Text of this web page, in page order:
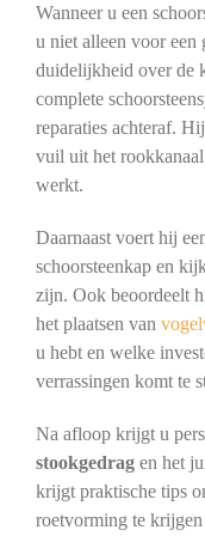
Wanneer u een
u niet alleen voor
duidelijkheid over de
complete
reparaties achteraf.
vuil uit het
werkt.
Daarnaast voert hij
schoorsteenkap en
zijn. Ook beoordeelt
het plaatsen van
u hebt en welke
verrassingen komt te
Na afloop krijgt u
stookgedragen het
krijgt praktische tips
roetvorming te